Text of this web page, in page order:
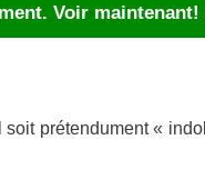
Voir
prétendument «